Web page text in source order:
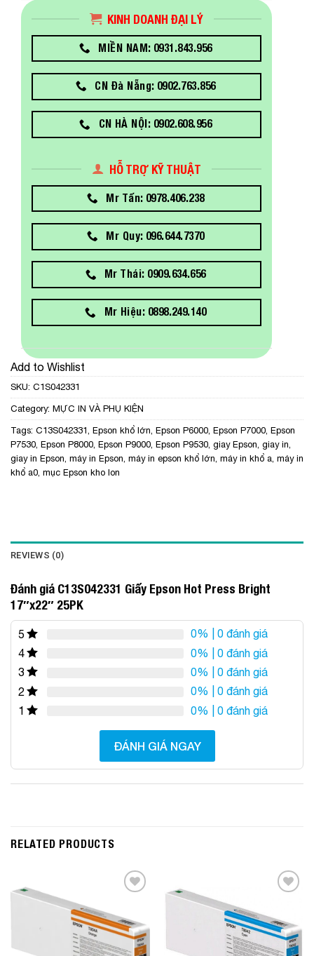
KINH DOANH ĐẠI LÝ
MIỀN NAM: 0931.843.956
CN Đà Nẵng: 0902.763.856
CN HÀ NỘI: 0902.608.956
HỖ TRỢ KỸ THUẬT
Mr Tấn: 0978.406.238
Mr Quy: 096.644.7370
Mr Thái: 0909.634.656
Mr Hiệu: 0898.249.140
Add to Wishlist
SKU: C1S042331
Category: MỰC IN VÀ PHỤ KIỆN
Tags: C13S042331 Epson khổ lớn Epson P6000 Epson P7000 Epson
P7530 Epson P8000 Epson P9000 Epson P9530 giay Epson giay in
giay in Epson máy in Epson máy in epson khổ lớn máy in khổ a máy in
khổ a0 mục Epson kho lon
REVIEWS (0)
Đánh giá C13S042331 Giấy Epson Hot Press Bright
17″x22″ 25PK
5 0% | 0 đánh giá
4
0% | 0 đánh giá
3
0% | 0 đánh giá
2
0% | 0 đánh giá
1
0% | 0 đánh giá
ĐÁNH GIÁ NGAY
RELATED PRODUCTS
Wishlist